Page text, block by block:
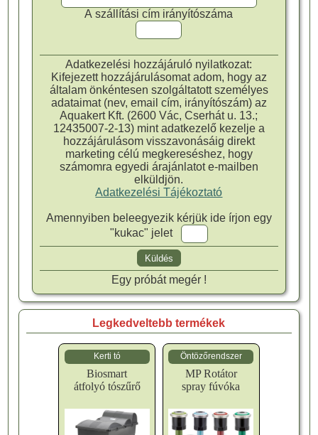
A szállítási cím irányítószáma
Adatkezelési hozzájáruló nyilatkozat:
Kifejezett hozzájárulásomat adom, hogy az
általam önkéntesen szolgáltatott személyes
adataimat (nev, email cím, irányítószám) az
Aquakert Kft. (2600 Vác, Cserhát u. 13.;
12435007-2-13) mint adatkezelő kezelje a
hozzájárulásom visszavonásáig direkt
marketing célú megkereséshez, hogy
számomra egyedi árajánlatot e-mailben
elküldjön.
Adatkezelési Tájékoztató
Amennyiben beleegyezik kérjük ide írjon egy
"kukac" jelet
Egy próbát megér !
Legkedveltebb termékek
Kerti tó
Biosmart
átfolyó tószűrő
Öntözőrendszer
MP Rotátor
spray fúvóka